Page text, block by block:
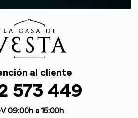
al cliente
573 449
V 09:00h a 15:00h